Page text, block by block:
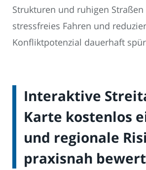
Strukturen und ruhigen
stressfreies Fahren und
Konfliktpotenzial dauerhaft
Interaktive
Karte kostenlos
und regionale
praxisnah